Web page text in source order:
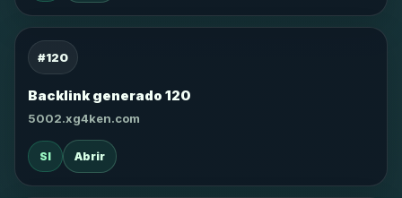
#120
Backlink generado 120
5002.xg4ken.com
SI Abrir